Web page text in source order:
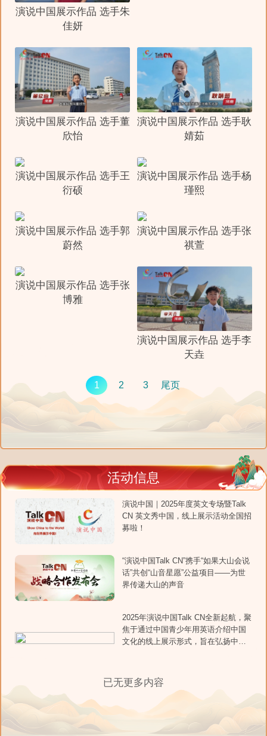
演说中国展示作品 选手朱
佳妍
演说中国展示作品 选手董
欣怡
演说中国展示作品 选手耿
婧茹
演说中国展示作品 选手王
衍硕
演说中国展示作品 选手杨
瑾熙
演说中国展示作品 选手郭
蔚然
演说中国展示作品 选手张
祺萱
演说中国展示作品 选手张
博雅
演说中国展示作品 选手李
天垚
1 2 3 尾页
活动信息
演说中国｜2025年度英文专场暨Talk
CN 英文秀中国，线上展示活动全国招
募啦！
“演说中国Talk CN”携手“如果大山会说
话”共创“山音星愿”公益项目——为世
界传递大山的声音
2025年演说中国Talk CN全新起航，聚
焦于通过中国青少年用英语介绍中国
文化的线上展示形式，旨在弘扬中国
念。
已无更多内容